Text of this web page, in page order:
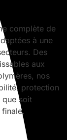
complète de
à une
Des
aux
nos
protection
que soit
finale.